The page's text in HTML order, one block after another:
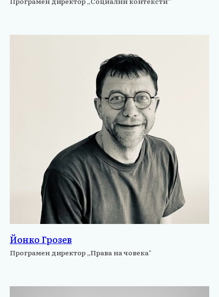
Йонко Грозев
Програмен директор „Права на човека"